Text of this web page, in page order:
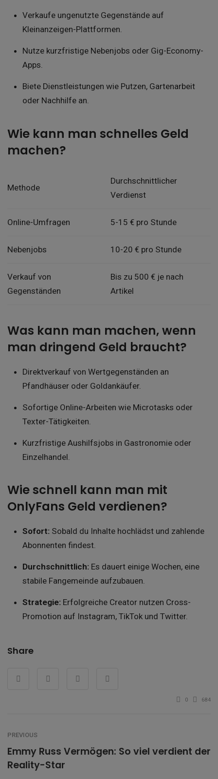
Verkaufe ungenutzte Gegenstände auf
Kleinanzeigen-Plattformen.
Nutze kurzfristige Nebenjobs oder Gig-Economy-
Apps.
Biete Dienstleistungen wie Putzen, Gartenarbeit
oder Nachhilfe an.
Wie kann man schnelles Geld
machen?
Methode
Durchschnittlicher
Verdienst
Online-Umfragen 5-15 € pro Stunde
Nebenjobs 10-20 € pro Stunde
Verkauf von
Gegenständen
Bis zu 500 € je nach
Artikel
Was kann man machen, wenn
man dringend Geld braucht?
Direktverkauf von Wertgegenständen an
Pfandhäuser oder Goldankäufer.
Sofortige Online-Arbeiten wie Microtasks oder
Texter-Tätigkeiten.
Kurzfristige Aushilfsjobs in Gastronomie oder
Einzelhandel.
Wie schnell kann man mit
OnlyFans Geld verdienen?
Sofort:Sobald du Inhalte hochlädst und zahlende
Abonnenten findest.
Durchschnittlich:Es dauert einige Wochen, eine
stabile Fangemeinde aufzubauen.
Strategie:Erfolgreiche Creator nutzen Cross-
Promotion auf Instagram, TikTok und Twitter.
Share
0 684
PREVIOUS
Emmy Russ Vermögen: So viel verdient der
Reality-Star